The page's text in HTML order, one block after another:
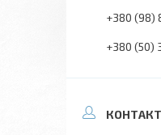
+380 (98)
+380 (50)